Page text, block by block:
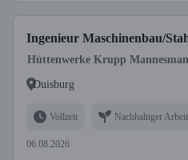
Ingenieur Maschinenbau/
Hüttenwerke Krupp
Duisburg
Vollzeit Nachhaltiger
06.08.2026